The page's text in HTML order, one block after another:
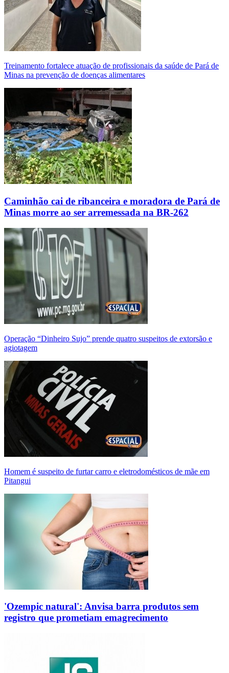
Treinamento fortalece atuação de profissionais da saúde de Pará de
Minas na prevenção de doenças alimentares
Caminhão cai de ribanceira e moradora de Pará de
Minas morre ao ser arremessada na BR-262
Operação “Dinheiro Sujo” prende quatro suspeitos de extorsão e
agiotagem
Homem é suspeito de furtar carro e eletrodomésticos de mãe em
Pitangui
'Ozempic natural': Anvisa barra produtos sem
registro que prometiam emagrecimento